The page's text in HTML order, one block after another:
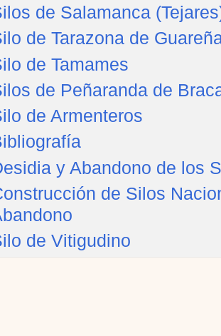
de Salamanca
de Tarazona de
de Tamames
de Peñaranda de
de Armenteros
y Abandono de los
de Silos
de Vitigudino